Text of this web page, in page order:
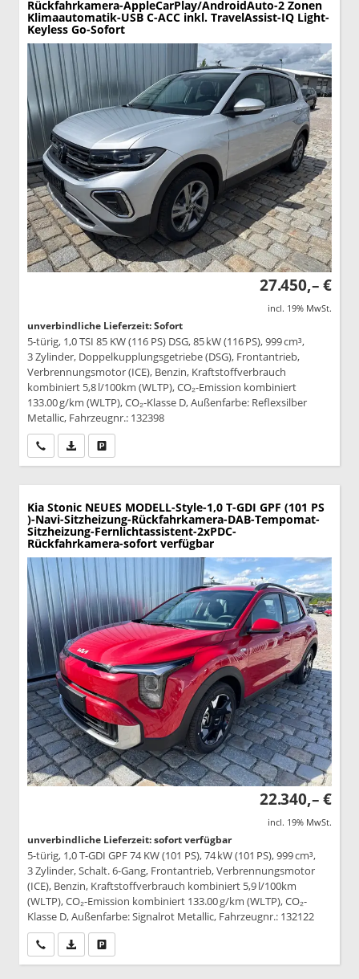
Rückfahrkamera-AppleCarPlay/AndroidAuto-2 Zonen
Klimaautomatik-USB C-ACC inkl. TravelAssist-IQ Light-
Keyless Go-Sofort
27.450,– €
incl. 19% MwSt.
unverbindliche Lieferzeit: Sofort
5-türig, 1,0 TSI 85 KW (116 PS) DSG, 85 kW (116 PS), 999 cm³,
3 Zylinder, Doppelkupplungsgetriebe (DSG), Frontantrieb,
Verbrennungsmotor (ICE), Benzin, Kraftstoffverbrauch
kombiniert 5,8 l/100km (WLTP), CO₂-Emission kombiniert
133.00 g/km (WLTP), CO₂-Klasse D, Außenfarbe: Reflexsilber
Metallic, Fahrzeugnr.: 132398
Wir rufen Sie anPDF-Datei, Fahrzeugexposé drucken
Kia Stonic NEUES MODELL-Style-1,0 T-GDI GPF (101 PS
)-Navi-Sitzheizung-Rückfahrkamera-DAB-Tempomat-
Sitzheizung-Fernlichtassistent-2xPDC-
Rückfahrkamera-sofort verfügbar
22.340,– €
incl. 19% MwSt.
unverbindliche Lieferzeit: sofort verfügbar
5-türig, 1,0 T-GDI GPF 74 KW (101 PS), 74 kW (101 PS), 999 cm³,
3 Zylinder, Schalt. 6-Gang, Frontantrieb, Verbrennungsmotor
(ICE), Benzin, Kraftstoffverbrauch kombiniert 5,9 l/100km
(WLTP), CO₂-Emission kombiniert 133.00 g/km (WLTP), CO₂-
Klasse D, Außenfarbe: Signalrot Metallic, Fahrzeugnr.: 132122
Wir rufen Sie anPDF-Datei, Fahrzeugexposé drucken